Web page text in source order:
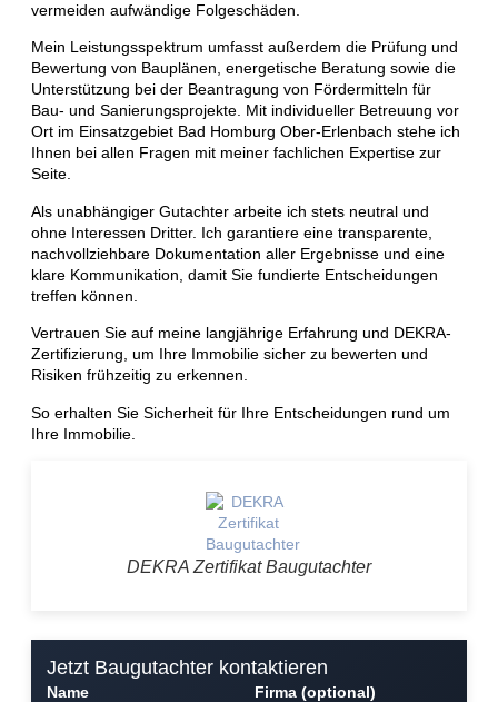
vermeiden aufwändige Folgeschäden.
Mein Leistungsspektrum umfasst außerdem die Prüfung und
Bewertung von Bauplänen, energetische Beratung sowie die
Unterstützung bei der Beantragung von Fördermitteln für
Bau- und Sanierungsprojekte. Mit individueller Betreuung vor
Ort im Einsatzgebiet Bad Homburg Ober-Erlenbach stehe ich
Ihnen bei allen Fragen mit meiner fachlichen Expertise zur
Seite.
Als unabhängiger Gutachter arbeite ich stets neutral und
ohne Interessen Dritter. Ich garantiere eine transparente,
nachvollziehbare Dokumentation aller Ergebnisse und eine
klare Kommunikation, damit Sie fundierte Entscheidungen
treffen können.
Vertrauen Sie auf meine langjährige Erfahrung und DEKRA-
Zertifizierung, um Ihre Immobilie sicher zu bewerten und
Risiken frühzeitig zu erkennen.
So erhalten Sie Sicherheit für Ihre Entscheidungen rund um
Ihre Immobilie.
DEKRA Zertifikat Baugutachter
Jetzt Baugutachter kontaktieren
Name Firma (optional)